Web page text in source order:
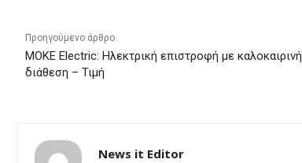
Προηγούμενο άρθρο
MOKE Electric: Ηλεκτρική επιστροφή με καλοκαιρινή
διάθεση – Τιμή
News it Editor